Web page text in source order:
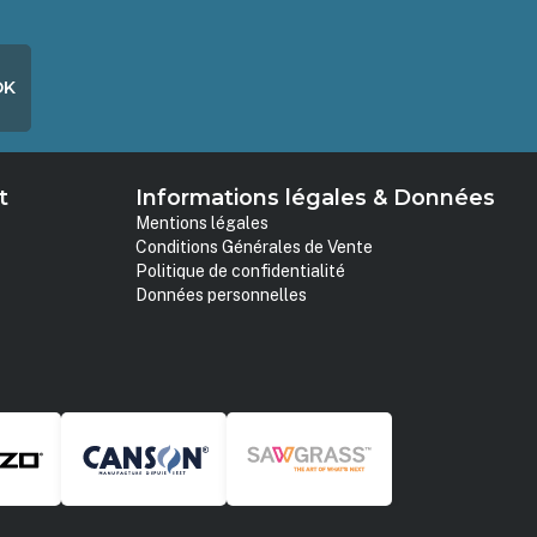
Informations légales & Données
Mentions légales
Conditions Générales de Vente
Politique de confidentialité
Données personnelles